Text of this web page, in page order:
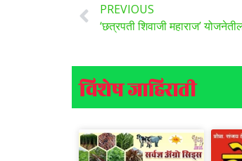
PREVIOUS
‘छत्रपती शिवाजी महाराज’
विशेष जाहिराती